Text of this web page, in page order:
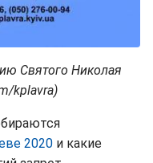
Святого Николая
kplavra)
2020 и какие